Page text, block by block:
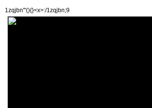
1zqjbn'"(){}<x>:/1zqjbn;9